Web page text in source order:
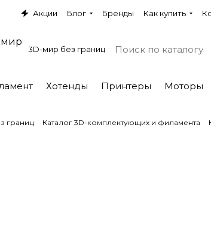
Акции Блог Бренды Как купить
3D-мир без границ
Хотенды Принтеры Моторы
границ Каталог 3D-комплектующих и филамента